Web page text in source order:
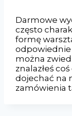
Darmowe
często
formę
odpowiednie
można
znalazłeś
dojechać na
zamówienia